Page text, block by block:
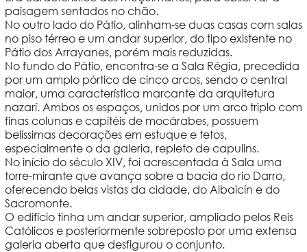
paisagem sentados no chão.
No outro lado do Pátio, alinham-se duas casas com salas
no piso térreo e um andar superior, do tipo existente no
Pátio dos Arrayanes, porém mais reduzidas.
No fundo do Pátio, encontra-se a Sala Régia, precedida
por um amplo pórtico de cinco arcos, sendo o central
maior, uma característica marcante da arquitetura
nazarí. Ambos os espaços, unidos por um arco triplo com
finas colunas e capitéis de mocárabes, possuem
belíssimas decorações em estuque e tetos,
especialmente o da galeria, repleto de capulins.
No início do século XIV, foi acrescentada à Sala uma
torre-mirante que avança sobre a bacia do rio Darro,
oferecendo belas vistas da cidade, do Albaicín e do
Sacromonte.
O edifício tinha um andar superior, ampliado pelos Reis
Católicos e posteriormente sobreposto por uma extensa
galeria aberta que desfigurou o conjunto.